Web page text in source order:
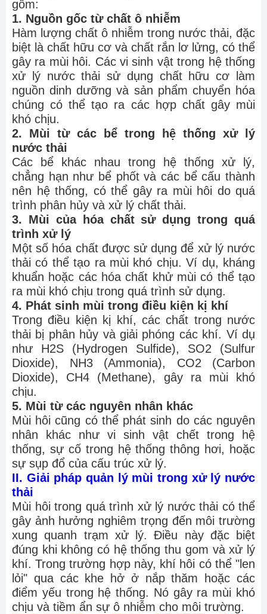
gồm:
1. Nguồn gốc từ chất ô nhiễm
Hàm lượng chất ô nhiễm trong nước thải, đặc
biệt là chất hữu cơ và chất rắn lơ lửng, có thể
gây ra mùi hôi. Các vi sinh vật trong hệ thống
xử lý nước thải sử dụng chất hữu cơ làm
nguồn dinh dưỡng và sản phẩm chuyển hóa
chúng có thể tạo ra các hợp chất gây mùi
khó chịu.
2. Mùi từ các bể trong hệ thống xử lý
nước thải
Các bể khác nhau trong hệ thống xử lý,
chẳng hạn như bể phốt và các bể cấu thành
nên hệ thống, có thể gây ra mùi hôi do quá
trình phân hủy và xử lý chất thải.
3. Mùi của hóa chất sử dụng trong quá
trình xử lý
Một số hóa chất được sử dụng để xử lý nước
thải có thể tạo ra mùi khó chịu. Ví dụ, kháng
khuẩn hoặc các hóa chất khử mùi có thể tạo
ra mùi khó chịu trong quá trình sử dụng.
4. Phát sinh mùi trong điều kiện kị khí
Trong điều kiện kị khí, các chất trong nước
thải bị phân hủy và giải phóng các khí. Ví dụ
như H2S (Hydrogen Sulfide), SO2 (Sulfur
Dioxide), NH3 (Ammonia), CO2 (Carbon
Dioxide), CH4 (Methane), gây ra mùi khó
chịu.
5. Mùi từ các nguyên nhân khác
Mùi hôi cũng có thể phát sinh do các nguyên
nhân khác như vi sinh vật chết trong hệ
thống, sự cố trong hệ thống thông hơi, hoặc
sự sụp đổ của cấu trúc xử lý.
II. Giải pháp quản lý mùi trong xử lý nước
thải
Mùi hôi trong quá trình xử lý nước thải có thể
gây ảnh hưởng nghiêm trọng đến môi trường
xung quanh trạm xử lý. Điều này đặc biệt
đúng khi không có hệ thống thu gom và xử lý
khí. Trong trường hợp này, khí hôi có thể "len
lỏi" qua các khe hở ở nắp thăm hoặc các
điểm yếu trong hệ thống. Nó gây ra mùi khó
chịu và tiềm ẩn sự ô nhiễm cho môi trường.